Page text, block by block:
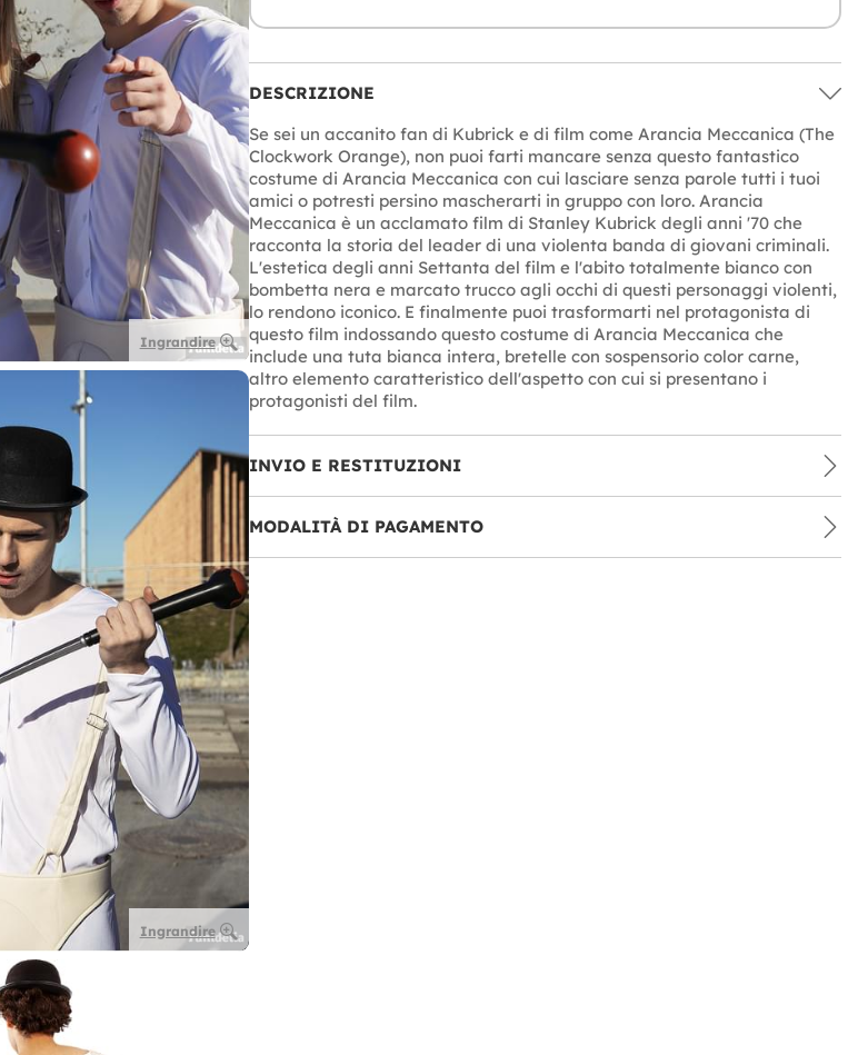
Ingrandire
Ingrandire
DESCRIZIONE
Se sei un accanito fan di Kubrick e di film come Arancia Meccanica (The
Clockwork Orange), non puoi farti mancare senza questo fantastico
costume di Arancia Meccanica con cui lasciare senza parole tutti i tuoi
amici o potresti persino mascherarti in gruppo con loro. Arancia
Meccanica è un acclamato film di Stanley Kubrick degli anni '70 che
racconta la storia del leader di una violenta banda di giovani criminali.
L'estetica degli anni Settanta del film e l'abito totalmente bianco con
bombetta nera e marcato trucco agli occhi di questi personaggi violenti,
lo rendono iconico. E finalmente puoi trasformarti nel protagonista di
questo film indossando questo costume di Arancia Meccanica che
include una tuta bianca intera, bretelle con sospensorio color carne,
altro elemento caratteristico dell'aspetto con cui si presentano i
protagonisti del film.
INVIO E RESTITUZIONI
MODALITÀ DI PAGAMENTO